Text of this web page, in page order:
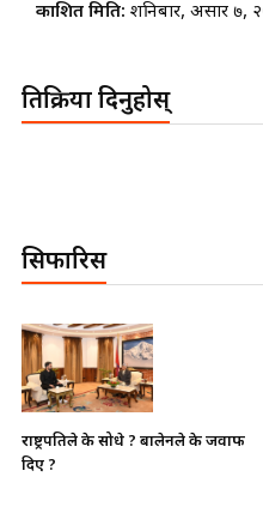
प्रकाशित मिति: शनिबार, असार ७,
प्रतिक्रिया दिनुहोस्
सिफारिस
क्रियाकलापप्रति सरकार पूर्ण रुपमा
सचेत छ